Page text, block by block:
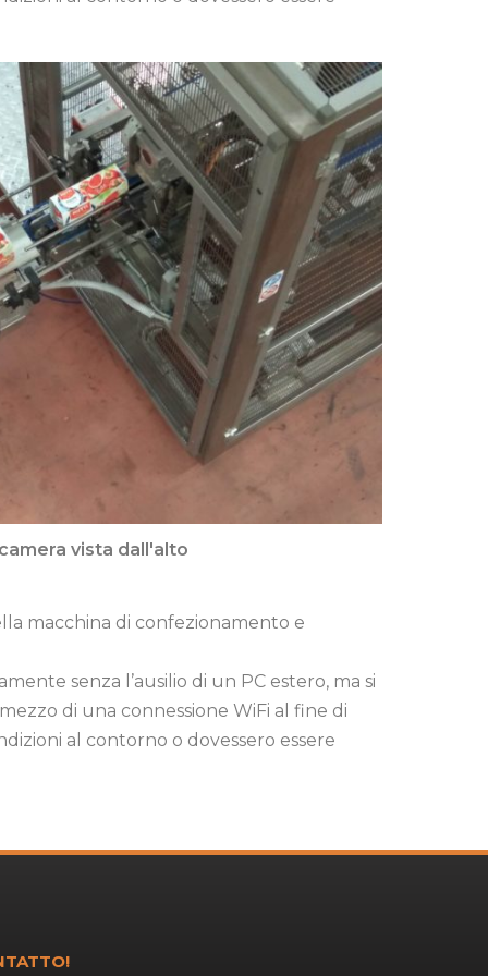
vista dall'alto
macchina di confezionamento e
senza l’ausilio di un PC estero, ma si
di una connessione WiFi al fine di
al contorno o dovessero essere